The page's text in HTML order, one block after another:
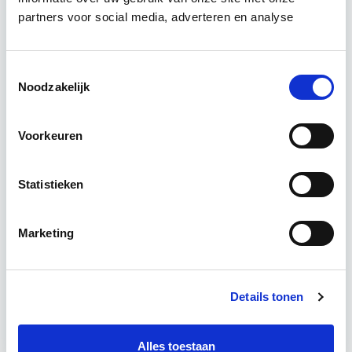
partners voor social media, adverteren en analyse
Noodzakelijk
Voorkeuren
Statistieken
Marketing
Details tonen
Alles toestaan
vastgoedprojecten te realiseren en/of te
verbeteren. De belangrijkste trends in vastgoed
komen voorbij, waarbij de… Lees verder
15 Lesdagen lesdag(en)
4 - 8 uur per week
Meer informatie